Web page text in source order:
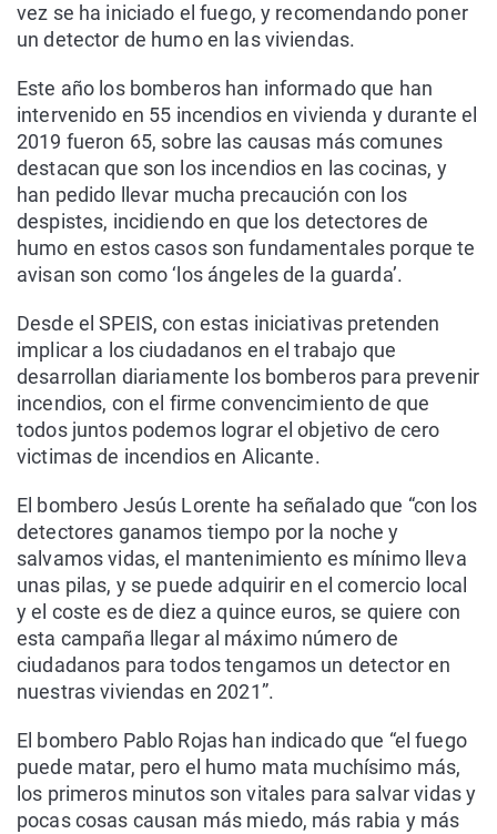
vez se ha iniciado el fuego, y recomendando poner
un detector de humo en las viviendas.
Este año los bomberos han informado que han
intervenido en 55 incendios en vivienda y durante el
2019 fueron 65, sobre las causas más comunes
destacan que son los incendios en las cocinas, y
han pedido llevar mucha precaución con los
despistes, incidiendo en que los detectores de
humo en estos casos son fundamentales porque te
avisan son como ‘los ángeles de la guarda’.
Desde el SPEIS, con estas iniciativas pretenden
implicar a los ciudadanos en el trabajo que
desarrollan diariamente los bomberos para prevenir
incendios, con el firme convencimiento de que
todos juntos podemos lograr el objetivo de cero
victimas de incendios en Alicante.
El bombero Jesús Lorente ha señalado que “con los
detectores ganamos tiempo por la noche y
salvamos vidas, el mantenimiento es mínimo lleva
unas pilas, y se puede adquirir en el comercio local
y el coste es de diez a quince euros, se quiere con
esta campaña llegar al máximo número de
ciudadanos para todos tengamos un detector en
nuestras viviendas en 2021”.
El bombero Pablo Rojas han indicado que “el fuego
puede matar, pero el humo mata muchísimo más,
los primeros minutos son vitales para salvar vidas y
pocas cosas causan más miedo, más rabia y más